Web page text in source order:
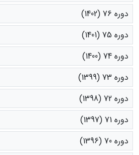
دوره 76 (1402)
دوره 75 (1401)
دوره 74 (1400)
دوره 73 (1399)
دوره 72 (1398)
دوره 71 (1397)
دوره 70 (1396)